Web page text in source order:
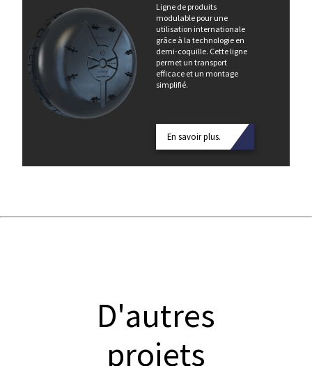
Ligne de produits
modulable pour une
utilisation internationale
grâce à la technologie en
demi-coquille. Cette ligne
permet un transport
efficace et un montage
simplifié.
En savoir plus.
D'autres
projets